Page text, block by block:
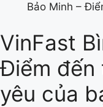
Bảo Minh –
VinFast
Điểm đến
yêu của